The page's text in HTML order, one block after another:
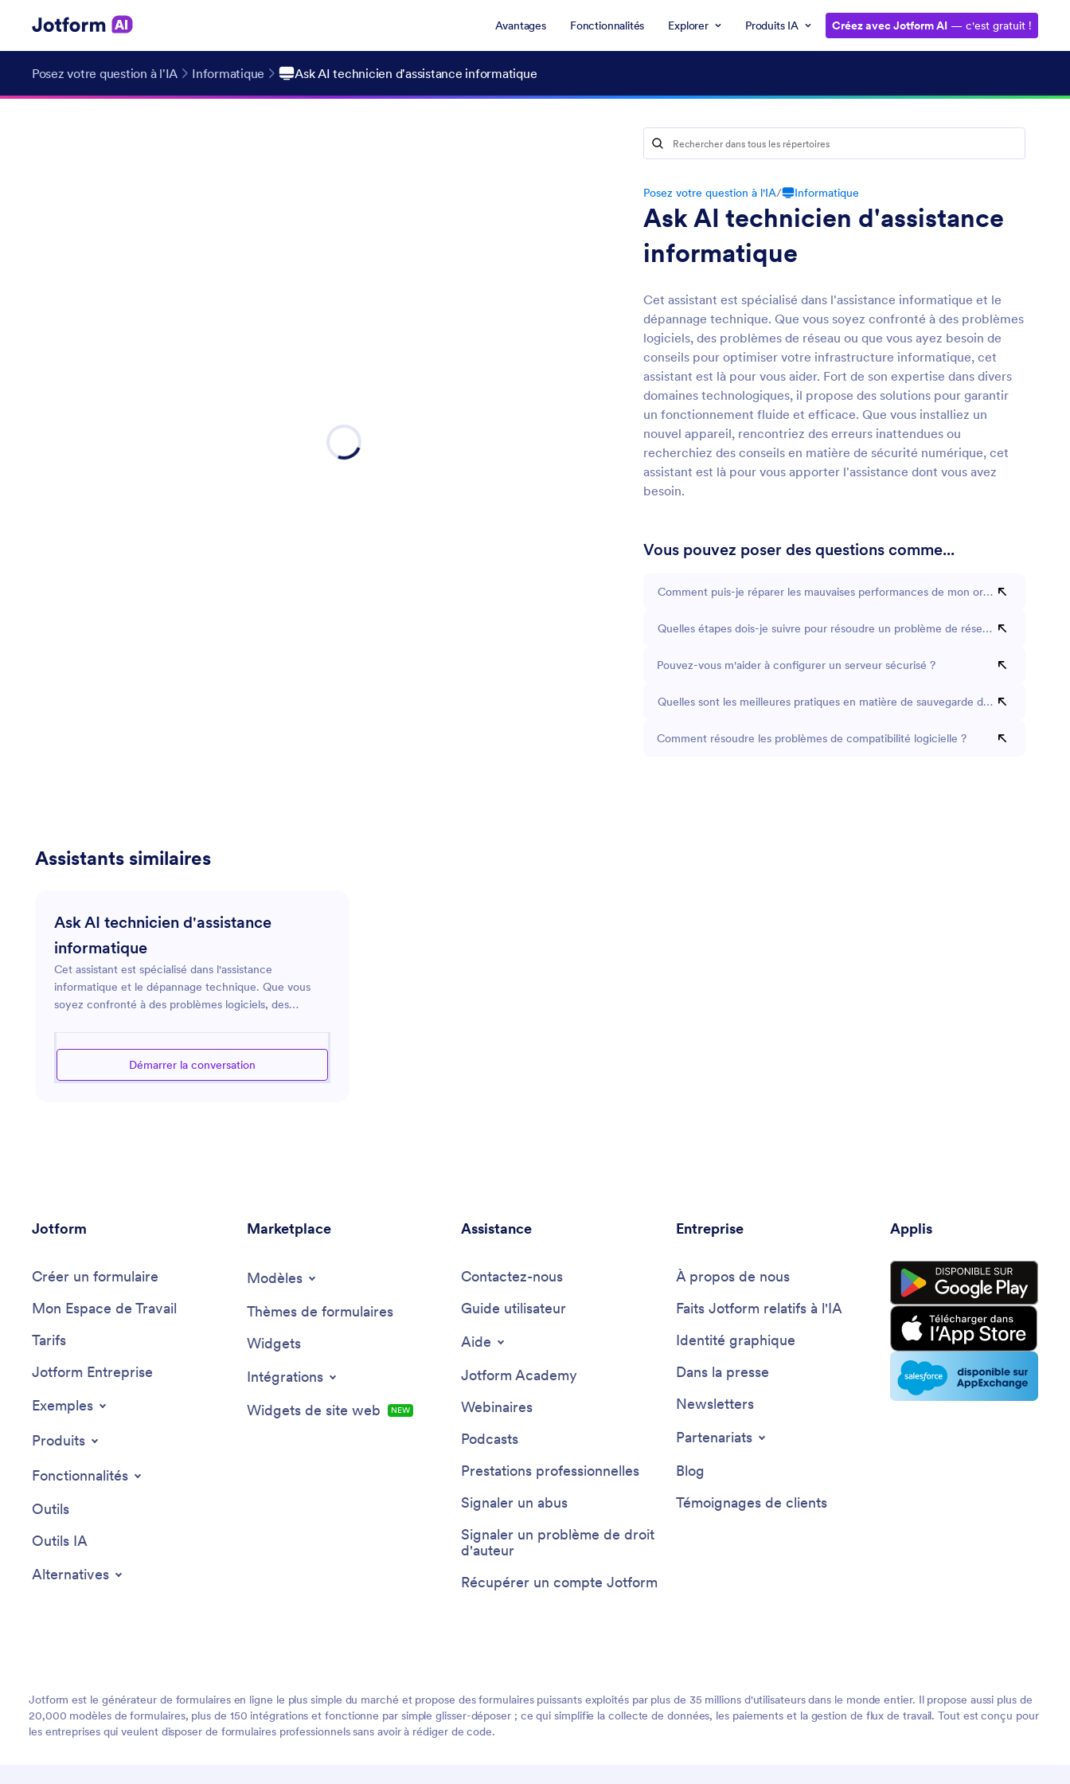
Avantages Fonctionnalités Explorer Produits IA Créez avec Jotform AI — c'est gratuit !
Posez votre question à l'IA Informatique Ask AI technicien d'assistance informatique
Posez votre question à l'IA/ Informatique
Ask AI technicien d'assistance
informatique
Cet assistant est spécialisé dans l'assistance informatique et le
dépannage technique. Que vous soyez confronté à des problèmes
logiciels, des problèmes de réseau ou que vous ayez besoin de
conseils pour optimiser votre infrastructure informatique, cet
assistant est là pour vous aider. Fort de son expertise dans divers
domaines technologiques, il propose des solutions pour garantir
un fonctionnement fluide et efficace. Que vous installiez un
nouvel appareil, rencontriez des erreurs inattendues ou
recherchiez des conseils en matière de sécurité numérique, cet
assistant est là pour vous apporter l'assistance dont vous avez
besoin.
Vous pouvez poser des questions comme...
Comment puis-je réparer les mauvaises performances de mon ordinateur ?
Quelles étapes dois-je suivre pour résoudre un problème de réseau ?
Pouvez-vous m'aider à configurer un serveur sécurisé ?
Quelles sont les meilleures pratiques en matière de sauvegarde des données ?
Comment résoudre les problèmes de compatibilité logicielle ?
Assistants similaires
Ask AI technicien d'assistance
informatique
Cet assistant est spécialisé dans l'assistance
informatique et le dépannage technique. Que vous
soyez confronté à des problèmes logiciels, des
informatique, cet assistant est là pour vous aider. Fort
de son expertise dans divers domaines
Démarrer la conversation
Jotform
Créer un formulaire
Mon Espace de Travail
Tarifs
Jotform Entreprise
Exemples
Produits
Fonctionnalités
Outils
Outils IA
Alternatives
Marketplace
Modèles
Thèmes de formulaires
Widgets
Intégrations
Widgets de site web
NEW
Assistance
Contactez-nous
Guide utilisateur
Aide
Jotform Academy
Webinaires
Podcasts
Prestations professionnelles
Signaler un abus
Signaler un problème de droit
d'auteur
Récupérer un compte Jotform
Entreprise
À propos de nous
Faits Jotform relatifs à l'IA
Identité graphique
Dans la presse
Newsletters
Partenariats
Blog
Témoignages de clients
Applis
Jotform est le générateur de formulaires en ligne le plus simple du marché et propose des formulaires puissants exploités par plus de 35 millions d'utilisateurs dans le monde entier. Il propose aussi plus de
20,000 modèles de formulaires, plus de 150 intégrations et fonctionne par simple glisser-déposer ; ce qui simplifie la collecte de données, les paiements et la gestion de flux de travail. Tout est conçu pour
les entreprises qui veulent disposer de formulaires professionnels sans avoir à rédiger de code.